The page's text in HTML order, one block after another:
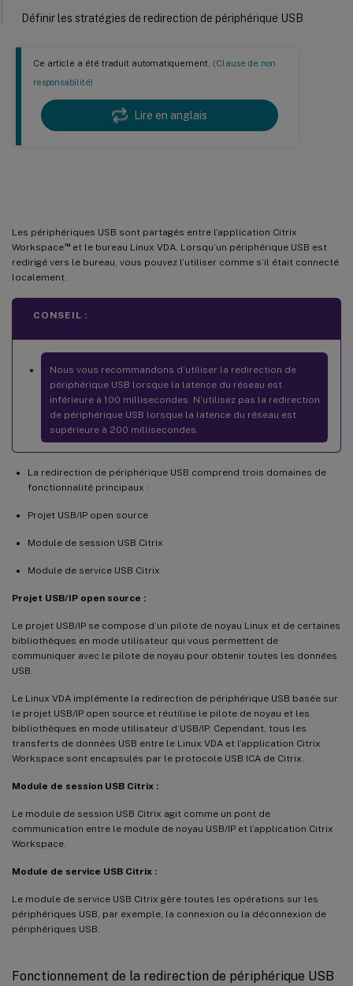
Ce article a été traduit automatiquement. (Clause de non
responsabilité)
Lire en anglais
Les périphériques USB sont partagés entre l’application Citrix
Workspace™et le bureau Linux VDA. Lorsqu’un périphérique USB est
redirigé vers le bureau, vous pouvez l’utiliser comme s’il était connecté
localement.
CONSEIL :
Nous vous recommandons d’utiliser la redirection de
périphérique USB lorsque la latence du réseau est
inférieure à 100 millisecondes. N’utilisez pas la redirection
de périphérique USB lorsque la latence du réseau est
supérieure à 200 millisecondes.
La redirection de périphérique USB comprend trois domaines de
fonctionnalité principaux :
Projet USB/IP open source
Module de session USB Citrix
Module de service USB Citrix
Projet USB/IP open source :
Le projet USB/IP se compose d’un pilote de noyau Linux et de certaines
bibliothèques en mode utilisateur qui vous permettent de
communiquer avec le pilote de noyau pour obtenir toutes les données
USB.
Le Linux VDA implémente la redirection de périphérique USB basée sur
le projet USB/IP open source et réutilise le pilote de noyau et les
bibliothèques en mode utilisateur d’USB/IP. Cependant, tous les
transferts de données USB entre le Linux VDA et l’application Citrix
Workspace sont encapsulés par le protocole USB ICA de Citrix.
Module de session USB Citrix :
Le module de session USB Citrix agit comme un pont de
communication entre le module de noyau USB/IP et l’application Citrix
Workspace.
Module de service USB Citrix :
Le module de service USB Citrix gère toutes les opérations sur les
périphériques USB, par exemple, la connexion ou la déconnexion de
périphériques USB.
Fonctionnement de la redirection de périphérique USB
Définir les stratégies de redirection de périphérique USB
Impossible de démonter le disque USB redirigé
USB
Aucun périphérique dans la barre d’outils de l’application Citrix
Un périphérique USB est redirigé avec succès, mais je ne peux
pas l’utiliser dans ma session